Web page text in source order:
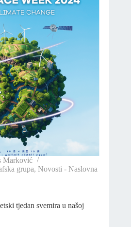
Marković
grupa, Novosti - Naslovna
tjedan svemira u našoj